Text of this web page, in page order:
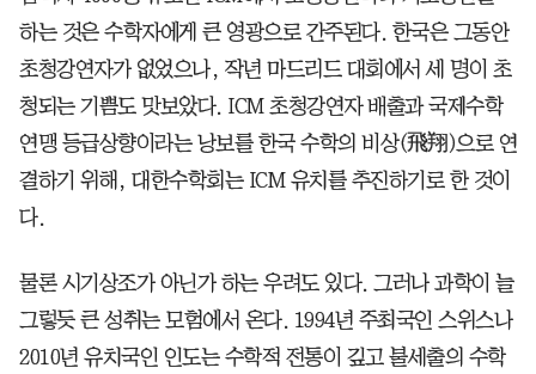
하는 것은 수학자에게 큰 영광으로 간주된다. 한국은 그동안
초청강연자가 없었으나, 작년 마드리드 대회에서 세 명이 초
청되는 기쁨도 맛보았다. ICM 초청강연자 배출과 국제수학
연맹 등급상향이라는 낭보를 한국 수학의 비상(飛翔)으로 연
결하기 위해, 대한수학회는 ICM 유치를 추진하기로 한 것이
다.
물론 시기상조가 아닌가 하는 우려도 있다. 그러나 과학이 늘
그렇듯 큰 성취는 모험에서 온다. 1994년 주최국인 스위스나
2010년 유치국인 인도는 수학적 전통이 깊고 불세출의 수학